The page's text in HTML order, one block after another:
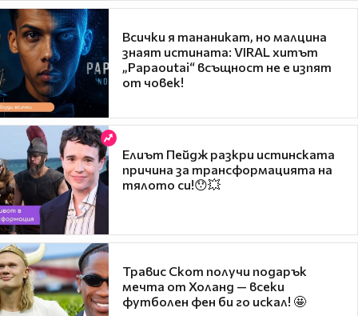
Всички я тананикат, но малцина
знаят истината: VIRAL хитът
„Papaoutai“ всъщност не е изпят
от човек!
Елиът Пейдж разкри истинската
причина за трансформацията на
тялото си!😯💥
Травис Скот получи подарък
мечта от Холанд — всеки
футболен фен би го искал! 🤩